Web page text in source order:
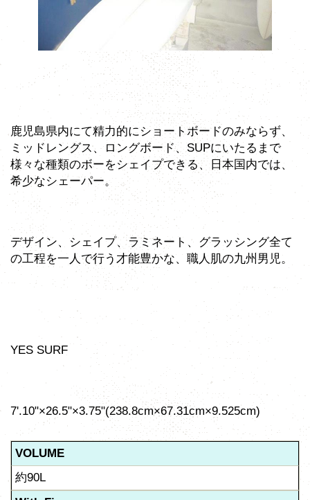
鹿児島県内にて精力的にショートボードのみならず、
ミッドレングス、ロングボード、SUPにいたるまで
様々な種類のボーをシェイプできる、日本国内では、
希少なシェーパー。
デザイン、シェイプ、ラミネート、グラッシング全て
の工程を一人で行う才能豊かな、職人肌の九州男児。
YES SURF
7'.10"×26.5"×3.75"(238.8cm×67.31cm×9.525cm)
VOLUME
約90L